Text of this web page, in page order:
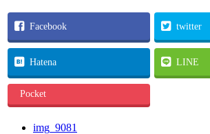
Facebook twitter
Hatena LINE
Pocket
img_9081